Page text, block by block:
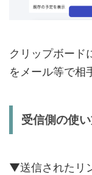
クリップボード
をメール等で相
受信側の使
▼送信されたリ